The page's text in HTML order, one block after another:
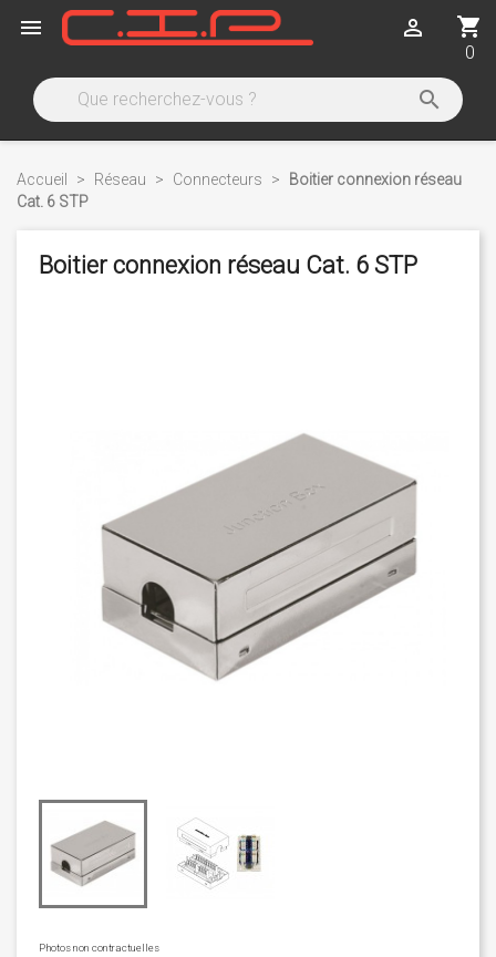
 shopping_cart
0


Accueil Réseau Connecteurs
Boitier connexion réseau
Cat. 6 STP
Boitier connexion réseau Cat. 6 STP
Photos non contractuelles